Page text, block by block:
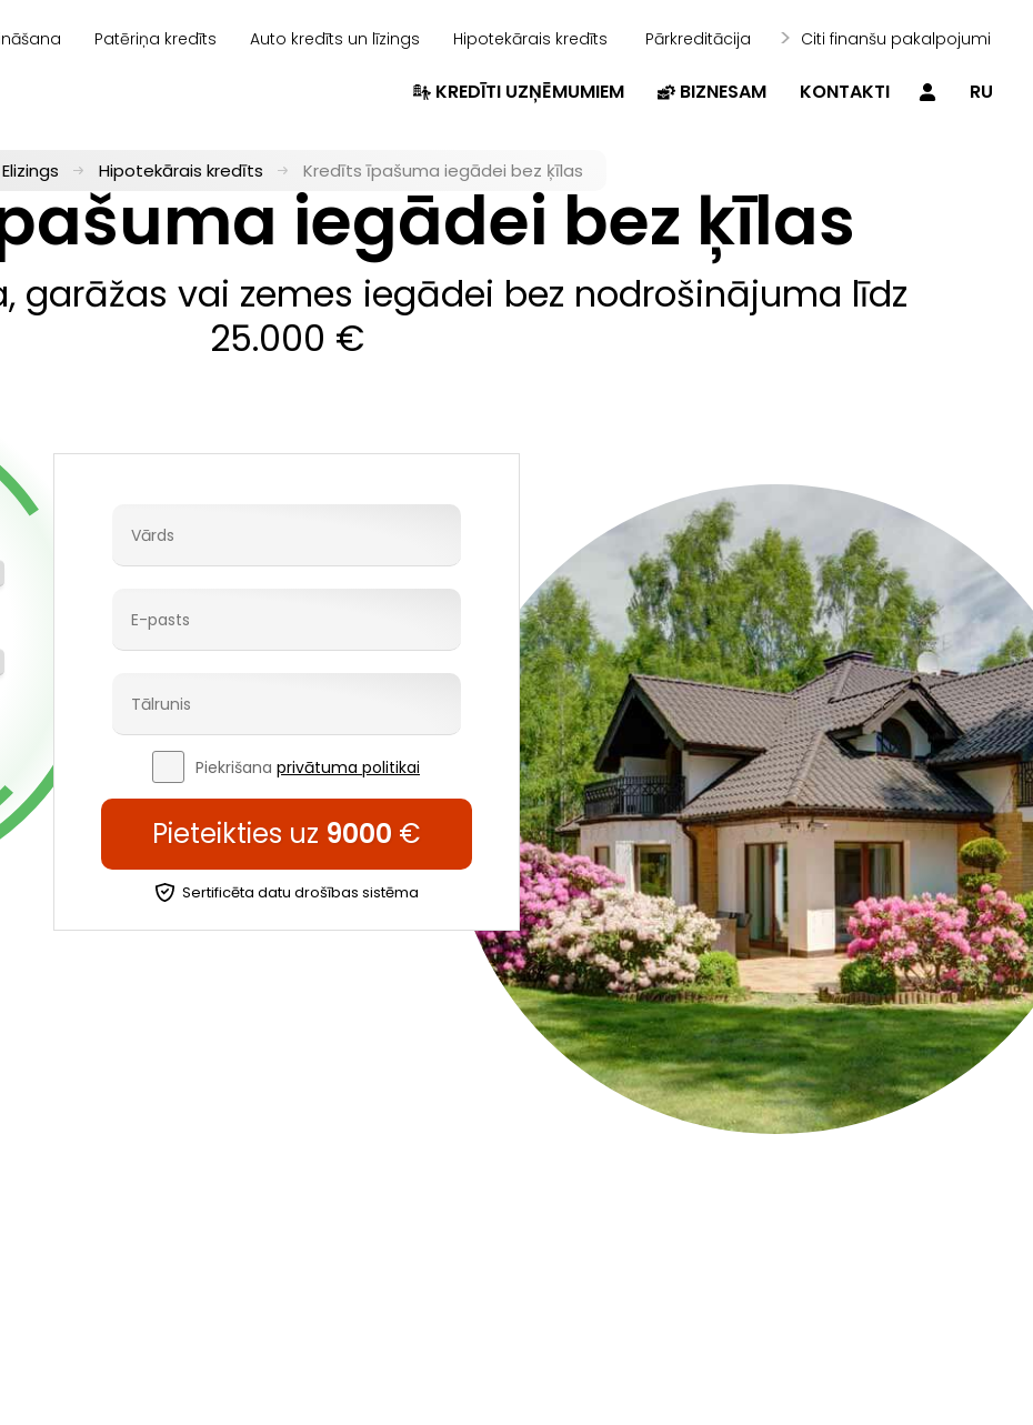
Patēriņa kredīts Auto kredīts un līzings Hipotekārais kredīts Pārkreditācija Citi finanšu pakalpojumi
RU
KREDĪTI UZŅĒMUMIEM BIZNESAM KONTAKTI
Elizings Hipotekārais kredīts Kredīts īpašuma iegādei bez ķīlas
iegādei bez ķīlas
garāžas vai zemes iegādei bez nodrošinājuma līdz
25.000 €
Piekrišana privātuma politikai
Pieteikties uz 9000 €
Sertificēta datu drošības sistēma